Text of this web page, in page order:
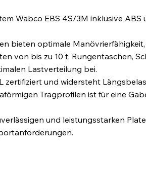
Wabco EBS 4S/3M inklusive ABS
bieten optimale
von bis zu 10 t, Rungentaschen,
Lastverteilung bei.​
und widersteht
Tragprofilen ist für eine
und leistungsstarken